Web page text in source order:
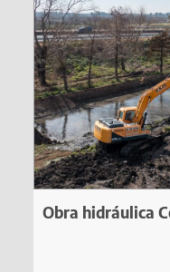
Obra hidráulica